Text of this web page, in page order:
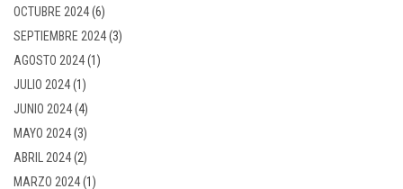
OCTUBRE 2024(6)
SEPTIEMBRE 2024(3)
AGOSTO 2024(1)
JULIO 2024(1)
JUNIO 2024(4)
MAYO 2024(3)
ABRIL 2024(2)
MARZO 2024(1)